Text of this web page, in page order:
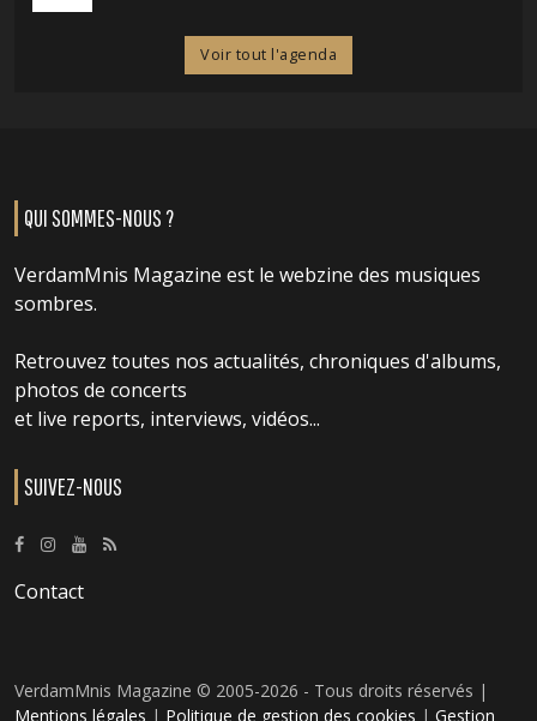
Voir tout l'agenda
QUI SOMMES-NOUS ?
VerdamMnis Magazine est le webzine des musiques
sombres.
Retrouvez toutes nos actualités, chroniques d'albums,
photos de concerts
et live reports, interviews, vidéos...
SUIVEZ-NOUS
Contact
VerdamMnis Magazine © 2005-2026 - Tous droits réservés |
Mentions légales | Politique de gestion des cookies | Gestion